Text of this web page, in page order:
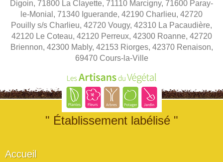
Digoin, 71800 La Clayette, 71110 Marcigny, 71600 Paray-
le-Monial, 71340 Iguerande, 42190 Charlieu, 42720
Pouilly s/s Charlieu, 42720 Vougy, 42310 La Pacaudière,
42120 Le Coteau, 42120 Perreux, 42300 Roanne, 42720
Briennon, 42300 Mably, 42153 Riorges, 42370 Renaison,
69470 Cours-la-Ville
" Établissement labélisé "
Accueil